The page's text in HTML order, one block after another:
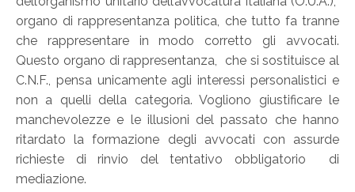
organo di rappresentanza politica, che tutto fa tranne
che rappresentare in modo corretto gli avvocati.
Questo organo di rappresentanza, che si sostituisce al
C.N.F., pensa unicamente agli interessi personalistici e
non a quelli della categoria. Vogliono giustificare le
manchevolezze e le illusioni del passato che hanno
ritardato la formazione degli avvocati con assurde
richieste di rinvio del tentativo obbligatorio di
mediazione.